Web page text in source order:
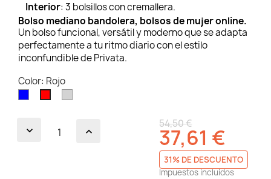
Interior: 3 bolsillos con cremallera.
Bolso mediano bandolera, bolsos de mujer online.
Un bolso funcional, versátil y moderno que se adapta
perfectamente a tu ritmo diario con el estilo
inconfundible de Privata.
Color: Rojo
AzulRojo Gris
claro
54,50 €
37,61 €
31% DE DESCUENTO
Impuestos incluidos